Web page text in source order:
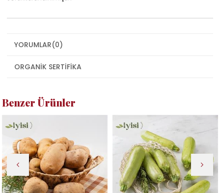
YORUMLAR(0)
ORGANIK SERTIFIKA
Benzer Ürünler